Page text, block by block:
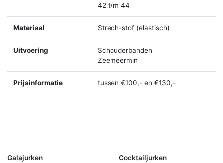
42 t/m 44
Materiaal Strech-stof (elastisch)
Uitvoering
Schouderbanden
Zeemeermin
Prijsinformatie tussen €100,- en €130,-
Galajurken Cocktailjurken